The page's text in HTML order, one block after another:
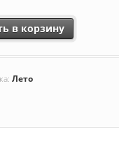
в корзину
Лето